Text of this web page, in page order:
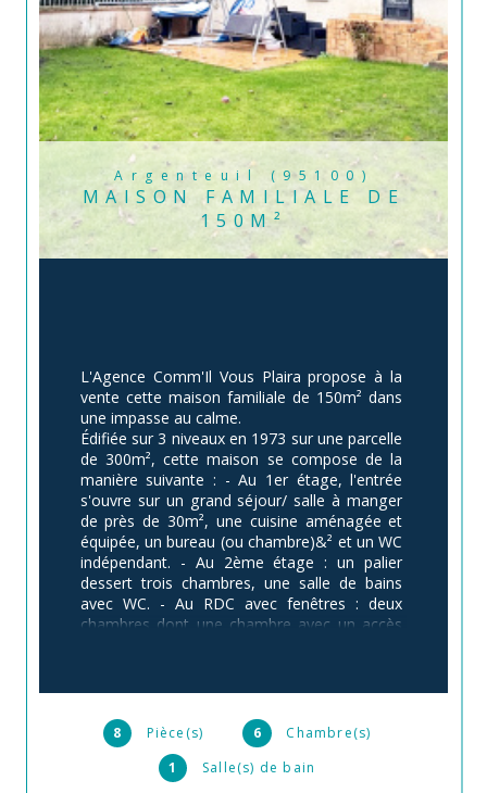
Argenteuil (95100)
MAISON FAMILIALE DE
150M²
8 Pièce(s) 6
Chambre(s)
1
Salle(s) de bain
L'Agence Comm'Il Vous Plaira propose à la
vente cette maison familiale de 150m² dans
une impasse au calme.
Édifiée sur 3 niveaux en 1973 sur une parcelle
de 300m², cette maison se compose de la
manière suivante : - Au 1er étage, l'entrée
s'ouvre sur un grand séjour/ salle à manger
de près de 30m², une cuisine aménagée et
équipée, un bureau (ou chambre)&² et un WC
indépendant. - Au 2ème étage : un palier
dessert trois chambres, une salle de bains
avec WC. - Au RDC avec fenêtres : deux
chambres dont une chambre avec un accès
chaleur pour le chauffage, d'un chauffe-eau
thermodynamique pour l'eau chaude et de
panneaux photovoltaïques.